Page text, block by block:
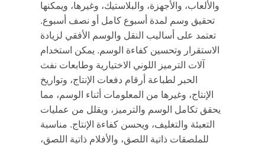
والألعاب، والأجهزة، والبلاستيك، وغيرها، ويمكنها
تحقيق وسم لمدة أسبوع كامل أو نصف أسبوع.
تعتمد على أساليب النقل والوسم الأفقي لزيادة
الاستقرار وتحسين كفاءة الوسم. يمكن استخدام
آلات الترميز اللوني الاختيارية وطابعات نفث
الحبر لطباعة أرقام دفعات الإنتاج، وتواريخ
الإنتاج، وغيرها من المعلومات أثناء الوسم، مما
يحقق تكامل الوسم والترميز، ويقلل من عمليات
التعبئة والتغليف، ويحسن كفاءة الإنتاج. مناسبة
للملصقات ذاتية اللصق، والأفلام ذاتية اللصق،